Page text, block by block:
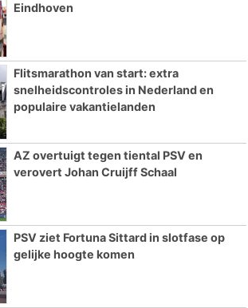
Eindhoven
Flitsmarathon van start: extra
snelheidscontroles in Nederland en
populaire vakantielanden
AZ overtuigt tegen tiental PSV en
verovert Johan Cruijff Schaal
PSV ziet Fortuna Sittard in slotfase op
gelijke hoogte komen